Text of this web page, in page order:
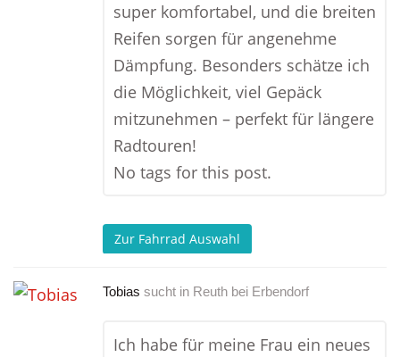
super komfortabel, und die breiten
Reifen sorgen für angenehme
Dämpfung. Besonders schätze ich
die Möglichkeit, viel Gepäck
mitzunehmen – perfekt für längere
Radtouren!
No tags for this post.
Zur Fahrrad Auswahl
Tobias sucht in Reuth bei Erbendorf
Ich habe für meine Frau ein neues